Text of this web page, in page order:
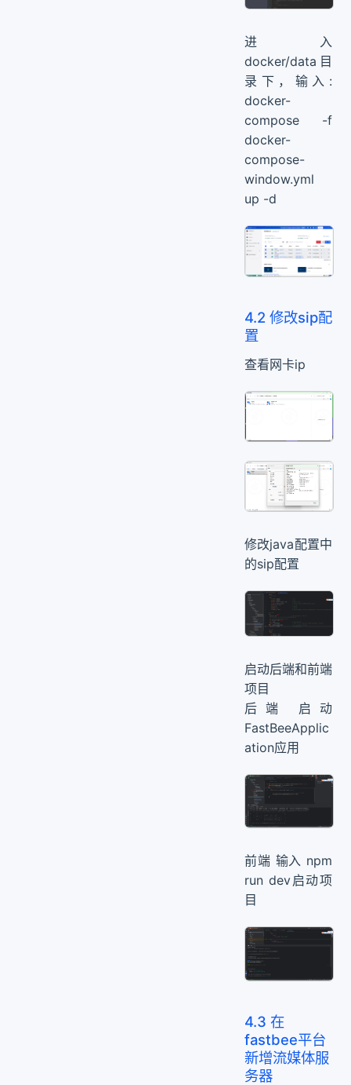
进入
docker/data目
录下，输入:
docker-
compose -f
docker-
compose-
window.yml
up -d
4.2 修改sip配
置
查看网卡ip
修改java配置中
的sip配置
启动后端和前端
项目
后端 启动
FastBeeApplic
ation应用
前端 输入 npm
run dev启动项
目
4.3 在
fastbee平台
新增流媒体服
务器